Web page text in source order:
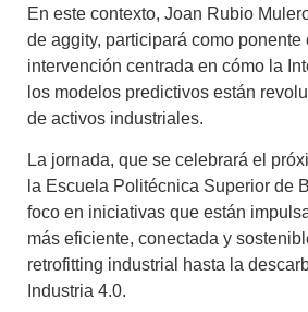
En este contexto, Joan Rubio
de aggity, participará como ponente
intervención centrada en cómo la
los modelos predictivos están
de activos industriales.
La jornada, que se celebrará el
la Escuela Politécnica Superior de
foco en iniciativas que están
más eficiente, conectada y
retrofitting industrial hasta la
Industria 4.0.